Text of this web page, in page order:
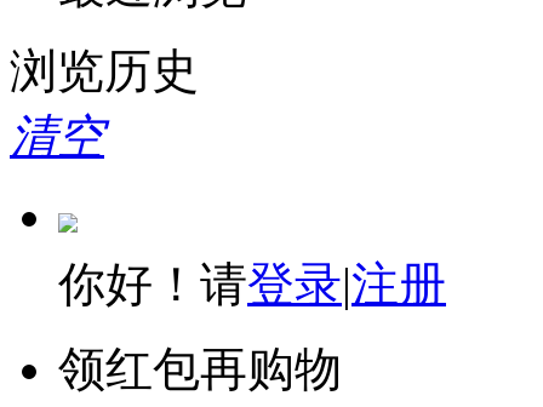
浏览历史
清空
你好！请登录|注册
领红包再购物